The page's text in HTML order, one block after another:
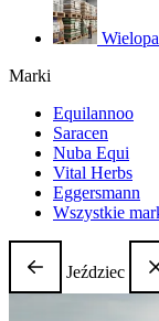
Marki
Equilannoo
Saracen
Nuba Equi
Vital Herbs
Eggersmann
Wszystkie
Jeździec